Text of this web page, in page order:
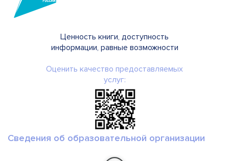
Ценность книги, доступность
информации, равные возможности
Оценить качество предоставляемых
услуг:
Сведения об образовательной организации